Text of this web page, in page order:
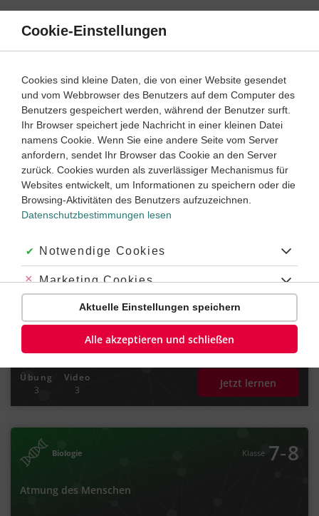
Direkt
Inhalt
Aufbau des Körpers einfach erklärt
Klassenstufe: 5 6 7 8
Aufbau des Körpers – die beliebtesten Themen
Aufbau und Funktion der Niere
#Harnblase #Harnstoff #Nephron
#Bowmannsche Kaspel
#Ausscheidung
#Urin #Nebenniere #Nierenmark
#Nierenrinde
#Blutkreislauf #Organspende
Übung
3
Video
3
Jetzt lernen
Biologie Klasse 7‐8
Atmung des Menschen
Cookie-Einstellungen
Cookies sind kleine Daten, die von einer Website gesendet
und vom Webbrowser des Benutzers auf dem Computer des
Benutzers gespeichert werden, während der Benutzer surft.
Ihr Browser speichert jede Nachricht in einer kleinen Datei
namens Cookie. Wenn Sie eine andere Seite vom Server
anfordern, sendet Ihr Browser das Cookie an den Server
zurück. Cookies wurden als zuverlässiger Mechanismus für
Websites entwickelt, um Informationen zu speichern oder die
Browsing-Aktivitäten des Benutzers aufzuzeichnen.
Datenschutzbestimmungen lesen
Akzeptiert:
Notwendige Cookies
Abgelehnt:
Marketing Cookies
Abgelehnt:
Personalisierungs-Cookies
Aktuelle Einstellungen speichern
Alle akzeptieren und schließen